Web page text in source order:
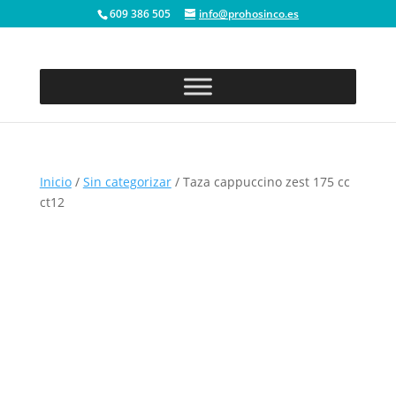
609 386 505 info@prohosinco.es
Inicio/ Sin categorizar/ Taza cappuccino zest 175 cc
ct12